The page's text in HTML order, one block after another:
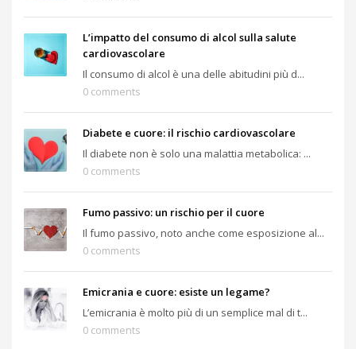
L’impatto del consumo di alcol sulla salute
cardiovascolare
Il consumo di alcol è una delle abitudini più d...
0 comments
Diabete e cuore: il rischio cardiovascolare
Il diabete non è solo una malattia metabolica: ...
0 comments
Fumo passivo: un rischio per il cuore
Il fumo passivo, noto anche come esposizione al...
0 comments
Emicrania e cuore: esiste un legame?
L’emicrania è molto più di un semplice mal di t...
0 comments